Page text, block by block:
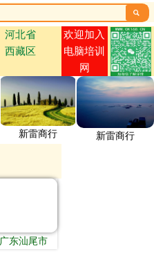

河北省
西藏区
欢迎加入
电脑培训
网
新雷商行 新雷商行
广东汕尾市